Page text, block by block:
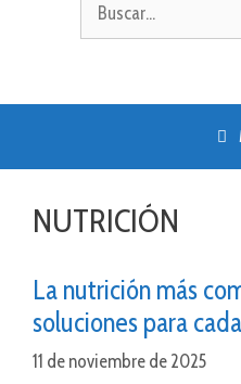
NUTRICIÓN
La nutrición más
soluciones para
11 de noviembre de 2025